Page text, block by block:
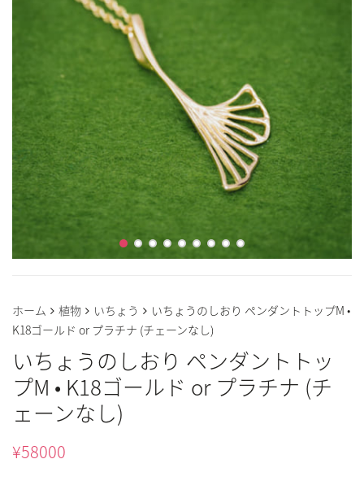
ホーム 植物 いちょう
いちょうのしおり ペンダントトップM •
K18ゴールド or プラチナ (チェーンなし)
いちょうのしおり ペンダントトッ
プM • K18ゴールド or プラチナ (チ
ェーンなし)
¥58000